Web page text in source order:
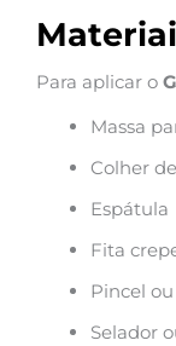
Para aplicar o
Massa
Colher
Espátula
Fita
Pincel
Selador